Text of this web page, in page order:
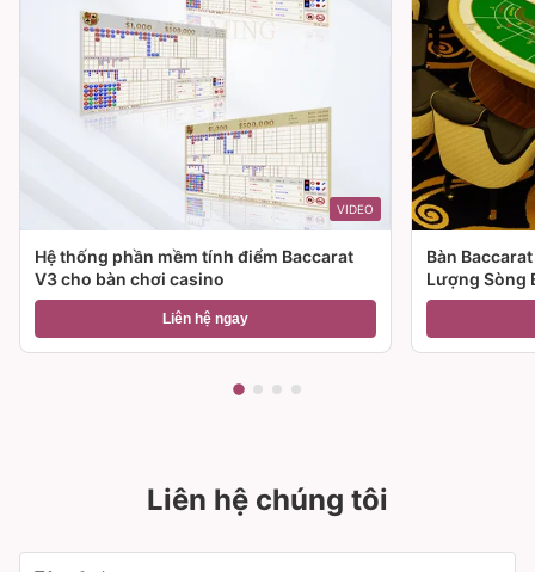
VIDEO
Hệ thống phần mềm tính điểm Baccarat
V3 cho bàn chơi casino
Liên hệ ngay
Bàn
Lượng Sòng
Liên hệ chúng tôi